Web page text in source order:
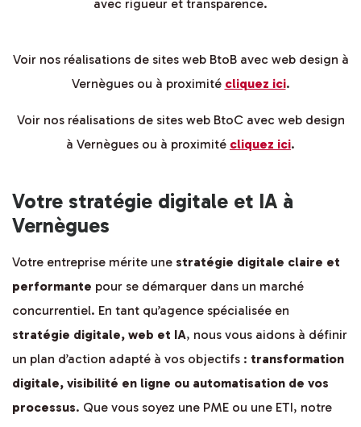
avec rigueur et transparence.
Voir nos réalisations de sites web BtoB avec web design à
Vernègues ou à proximité cliquez ici.
Voir nos réalisations de sites web BtoC avec web design
à Vernègues ou à proximité cliquez ici.
Votre stratégie digitale et IA à
Vernègues
Votre entreprise mérite une stratégie digitale claire et
performante pour se démarquer dans un marché
concurrentiel. En tant qu’agence spécialisée en
stratégie digitale, web et IA, nous vous aidons à définir
un plan d’action adapté à vos objectifs : transformation
digitale, visibilité en ligne ou automatisation de vos
processus. Que vous soyez une PME ou une ETI, notre